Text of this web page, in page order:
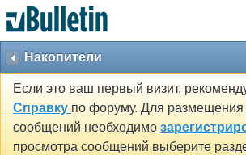
Накопители
Если это ваш первый визит,
Справку по форуму. Для размещения
сообщений необходимо
просмотра сообщений выберите